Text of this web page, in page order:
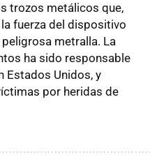
trozos metálicos que,
fuerza del dispositivo
metralla. La
ha sido responsable
Estados Unidos, y
por heridas de